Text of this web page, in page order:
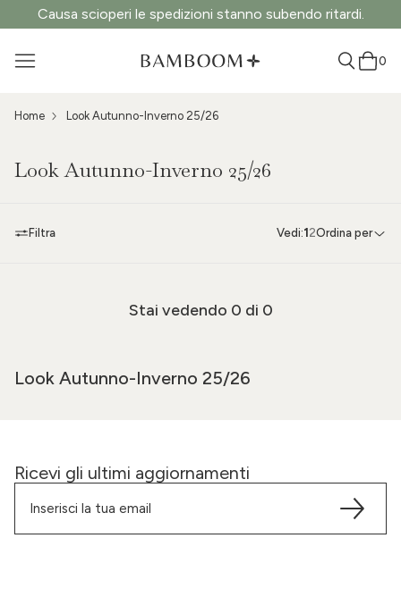
Causa scioperi le spedizioni stanno subendo ritardi.
0
Home Look Autunno-Inverno 25/26
Look Autunno-Inverno 25/26
Filtra Vedi:1 2Ordina per
Stai vedendo 0 di 0
Look Autunno-Inverno 25/26
Ricevi gli ultimi aggiornamenti